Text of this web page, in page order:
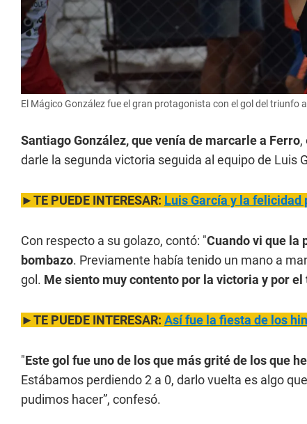
El Mágico González fue el gran protagonista con el gol del triunfo
Santiago González, que venía de marcarle a Ferro,
darle la segunda victoria seguida al equipo de Luis
►TE PUEDE INTERESAR: Luis García y la
Con respecto a su golazo, contó: "Cuando vi que la
bombazo. Previamente había tenido un mano a
gol. Me siento muy contento por la victoria y por
►TE PUEDE INTERESAR: Así fue la fiesta de los
"Este gol fue uno de los que más grité de los que
Estábamos perdiendo 2 a 0, darlo vuelta es algo
pudimos hacer”, confesó.